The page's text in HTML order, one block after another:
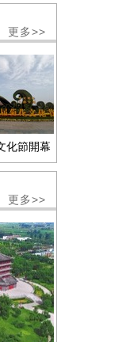
更多>>
化節開幕
更多>>